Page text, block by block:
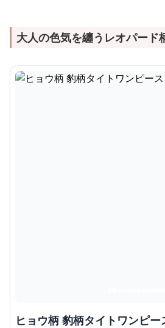
大人の色気を纏うレオパード
ヒョウ柄 豹柄タイトワンピー